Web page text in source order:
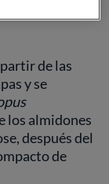
de las
y se
los almidones
después del
de